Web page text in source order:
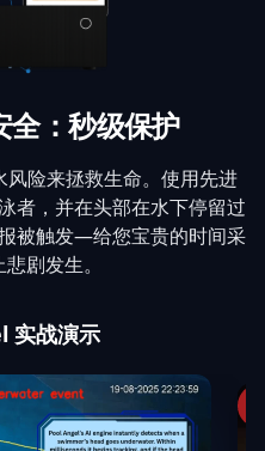
全：秒级保护
险来拯救生命。使用先进
者，并在头部在水下停留过
被触发—给您宝贵的时间采
剧发生。
实战演示